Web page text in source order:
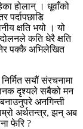
होलान् । धूवाँको
पर्दापछाडि
क्षति भयो । यो
कति धेरै क्षति
पक्कै अभिलेखित
सयौं संरचनामा
दृश्यले सबैको मन
अनगिन्ती
अर्थतन्त्र, झन् अब
फेरि ?